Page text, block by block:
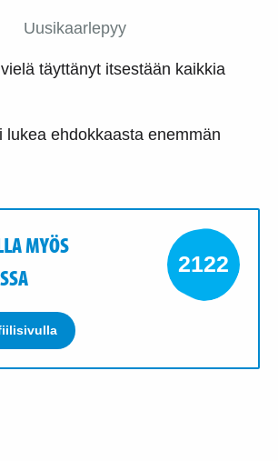
Uusikaarlepyy
täyttänyt itsestään kaikkia
lukea ehdokkaasta enemmän
MYÖS
2122